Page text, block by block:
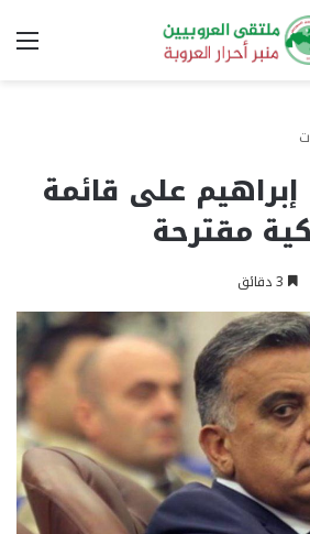
على قائمة
مقترحة